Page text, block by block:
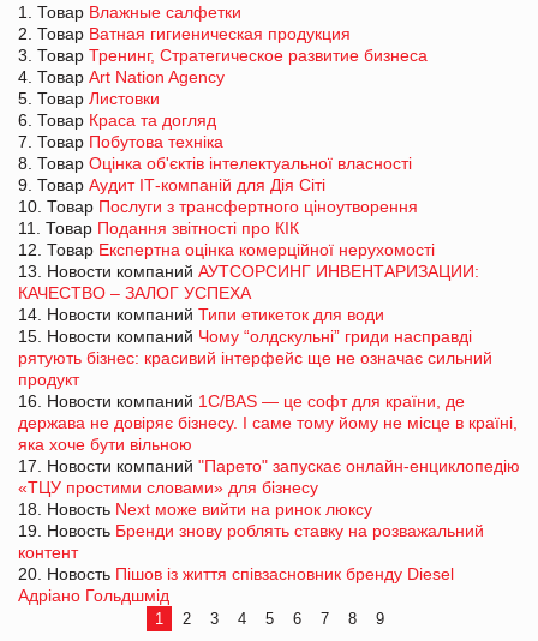
1. Товар Влажные салфетки
2. Товар Ватная гигиеническая продукция
3. Товар Тренинг, Стратегическое развитие бизнеса
4. Товар Art Nation Agency
5. Товар Листовки
6. Товар Краса та догляд
7. Товар Побутова техніка
8. Товар Оцінка об'єктів інтелектуальної власності
9. Товар Аудит ІТ-компаній для Дія Сіті
10. Товар Послуги з трансфертного ціноутворення
11. Товар Подання звітності про КІК
12. Товар Експертна оцінка комерційної нерухомості
13. Новости компаний АУТСОРСИНГ ИНВЕНТАРИЗАЦИИ:
КАЧЕСТВО – ЗАЛОГ УСПЕХА
14. Новости компаний Типи етикеток для води
15. Новости компаний Чому “олдскульні” гриди насправді
рятують бізнес: красивий інтерфейс ще не означає сильний
продукт
16. Новости компаний 1С/BAS — це софт для країни, де
держава не довіряє бізнесу. І саме тому йому не місце в країні,
яка хоче бути вільною
17. Новости компаний "Парето" запускає онлайн-енциклопедію
«ТЦУ простими словами» для бізнесу
18. Новость Next може вийти на ринок люксу
19. Новость Бренди знову роблять ставку на розважальний
контент
20. Новость Пішов із життя співзасновник бренду Diesel
Адріано Гольдшмід
1 2 3 4 5 6 7 8 9